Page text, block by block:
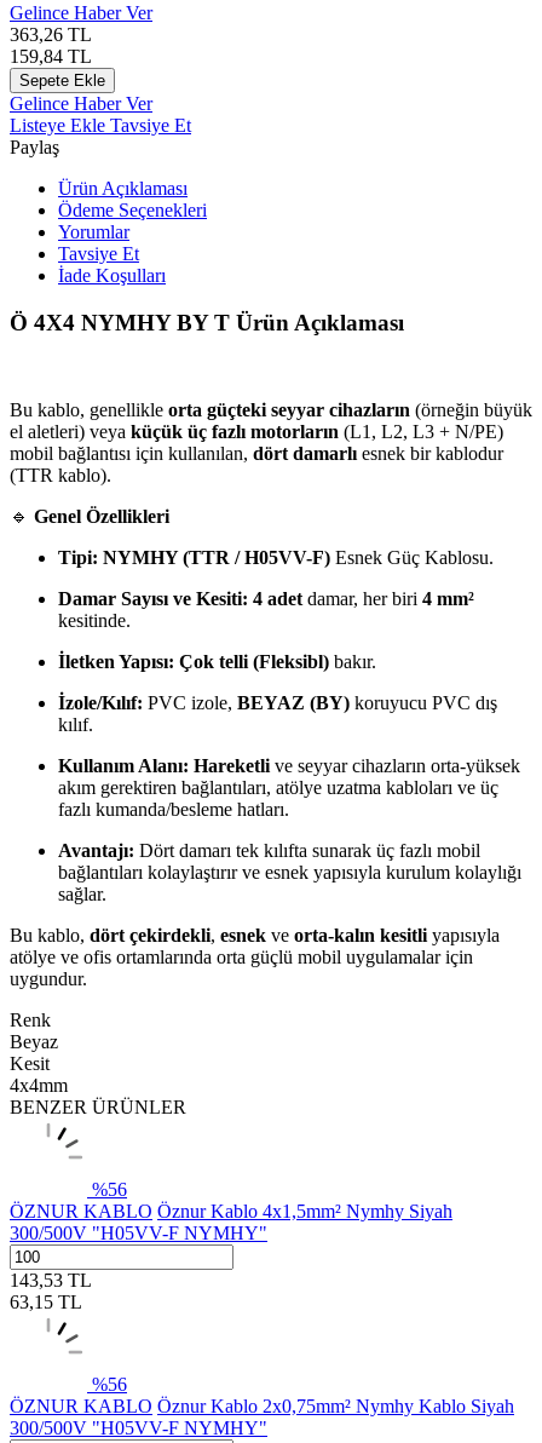
Gelince Haber Ver
363,26 TL
159,84 TL
Sepete Ekle
Gelince Haber Ver
Listeye Ekle Tavsiye Et
Paylaş
Ürün Açıklaması
Ödeme Seçenekleri
Yorumlar
Tavsiye Et
İade Koşulları
Ö 4X4 NYMHY BY T Ürün Açıklaması
Bu kablo, genellikle orta güçteki seyyar cihazların (örneğin büyük
el aletleri) veya küçük üç fazlı motorların (L1, L2, L3 + N/PE)
mobil bağlantısı için kullanılan, dört damarlı esnek bir kablodur
(TTR kablo).
🔹 Genel Özellikleri
Tipi: NYMHY (TTR / H05VV-F) Esnek Güç Kablosu.
Damar Sayısı ve Kesiti: 4 adet damar, her biri 4 mm²
kesitinde.
İletken Yapısı: Çok telli (Fleksibl) bakır.
İzole/Kılıf: PVC izole, BEYAZ (BY) koruyucu PVC dış
kılıf.
Kullanım Alanı: Hareketli ve seyyar cihazların orta-yüksek
akım gerektiren bağlantıları, atölye uzatma kabloları ve üç
fazlı kumanda/besleme hatları.
Avantajı: Dört damarı tek kılıfta sunarak üç fazlı mobil
bağlantıları kolaylaştırır ve esnek yapısıyla kurulum kolaylığı
sağlar.
Bu kablo, dört çekirdekli, esnek ve orta-kalın kesitli yapısıyla
atölye ve ofis ortamlarında orta güçlü mobil uygulamalar için
uygundur.
Renk
Beyaz
Kesit
4x4mm
BENZER ÜRÜNLER
%56
ÖZNUR KABLO Öznur Kablo 4x1,5mm² Nymhy Siyah
300/500V "H05VV-F NYMHY"
143,53 TL
63,15 TL
%56
ÖZNUR KABLO Öznur Kablo 2x0,75mm² Nymhy Kablo Siyah
300/500V "H05VV-F NYMHY"